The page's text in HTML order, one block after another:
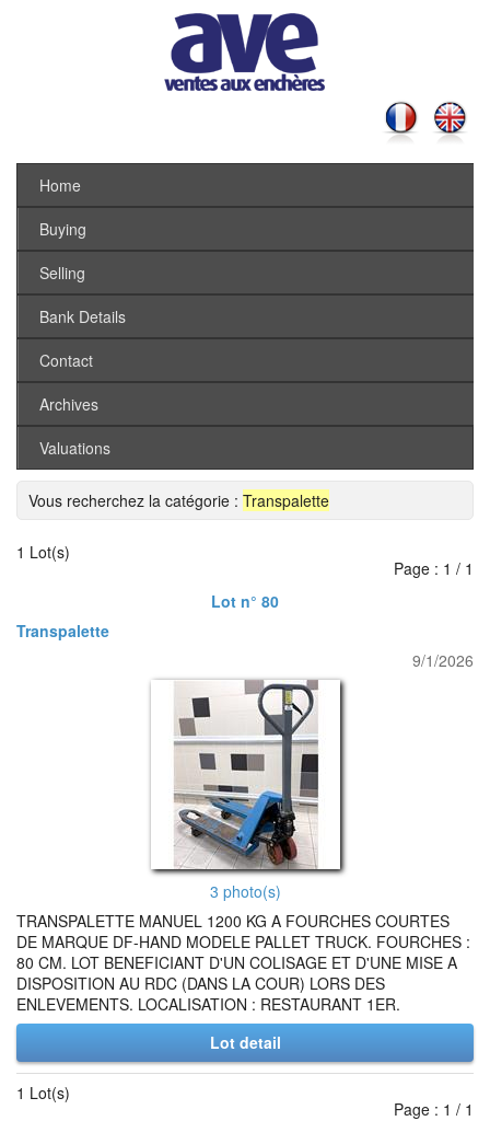
Home
Buying
Selling
Bank Details
Contact
Archives
Valuations
Vous recherchez la catégorie : Transpalette
1 Lot(s)
Page : 1 / 1
Lot n° 80
Transpalette
9/1/2026
3 photo(s)
TRANSPALETTE MANUEL 1200 KG A FOURCHES COURTES
DE MARQUE DF-HAND MODELE PALLET TRUCK. FOURCHES :
80 CM. LOT BENEFICIANT D'UN COLISAGE ET D'UNE MISE A
DISPOSITION AU RDC (DANS LA COUR) LORS DES
ENLEVEMENTS. LOCALISATION : RESTAURANT 1ER.
Lot detail
1 Lot(s)
Page : 1 / 1